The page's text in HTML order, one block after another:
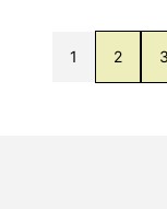
1 2 3